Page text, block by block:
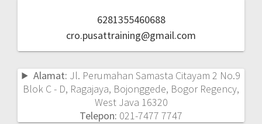
6281355460688
cro.pusattraining@gmail.com
Alamat: Jl. Perumahan Samasta Citayam 2 No.9
Blok C - D, Ragajaya, Bojonggede, Bogor Regency,
West Java 16320
Telepon: 021-7477 7747